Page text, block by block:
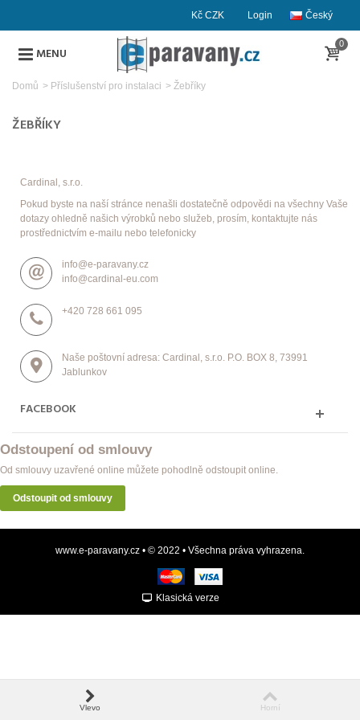
Český
Login
Kč CZK
MENU
0
Domů > Příslušenství pro instalaci > Žebříky
ŽEBŘÍKY
Cardinal, s.r.o.
Pokud byste na naší stránce nenašli dostatečně odpovědi na všechny Vaše
dotazy ohledně našich výrobků nebo služeb, prosím, kontaktujte nás
prostřednictvím e-mailu nebo telefonicky
info@e-paravany.cz
info@cardinal-eu.com
+420 728 661 095
Naše poštovní adresa: Cardinal, s.r.o. P.O. BOX 8, 73991
Jablunkov
FACEBOOK
Odstoupení od smlouvy
Od smlouvy uzavřené online můžete pohodlně odstoupit online.
Odstoupit od smlouvy
www.e-paravany.cz • © 2022 • Všechna práva vyhrazena.
Klasická verze
Vlevo Horní